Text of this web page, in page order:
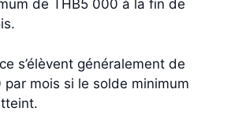
de THB5 000 à la fin de
s’élèvent généralement de
par mois si le solde minimum